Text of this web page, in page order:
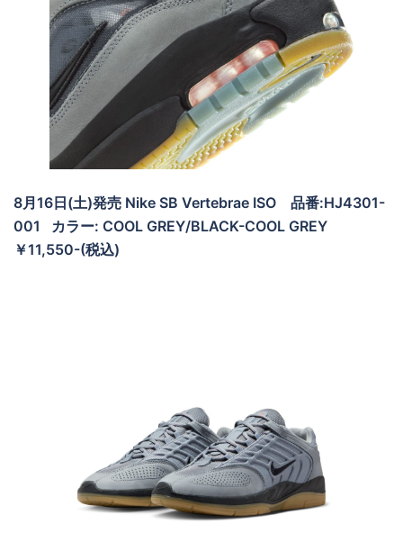
8月16日(土)発売 Nike SB Vertebrae ISO 品番:HJ4301-
001 カラー: COOL GREY/BLACK-COOL GREY
￥11,550-(税込)